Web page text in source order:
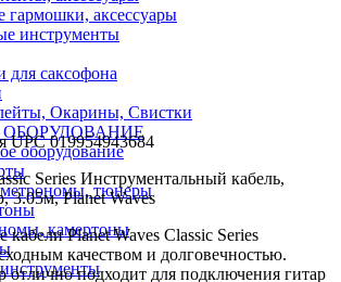
гармошки, аксессуары
инструменты
для саксофона
Окарины, Свистки
ОБОРУДОВАНИЕ
оборудование
тюнеры
камертоны
UPC 019954943684
Series Инструментальный кабель,
3.05м, Planet Waves
Planet Waves Classic Series
качеством и долговечностью.
отлично подходит для подключения гитар